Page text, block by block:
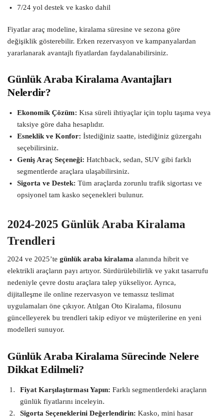
7/24 yol destek ve kasko dahil
Fiyatlar araç modeline, kiralama süresine ve sezona göre
değişiklik gösterebilir. Erken rezervasyon ve kampanyalardan
yararlanarak avantajlı fiyatlardan faydalanabilirsiniz.
Günlük Araba Kiralama Avantajları
Nelerdir?
Ekonomik Çözüm: Kısa süreli ihtiyaçlar için toplu taşıma veya
taksiye göre daha hesaplıdır.
Esneklik ve Konfor: İstediğiniz saatte, istediğiniz güzergahı
seçebilirsiniz.
Geniş Araç Seçeneği: Hatchback, sedan, SUV gibi farklı
segmentlerde araçlara ulaşabilirsiniz.
Sigorta ve Destek: Tüm araçlarda zorunlu trafik sigortası ve
opsiyonel tam kasko seçenekleri bulunur.
2024-2025 Günlük Araba Kiralama
Trendleri
2024 ve 2025’te günlük araba kiralama alanında hibrit ve
elektrikli araçların payı artıyor. Sürdürülebilirlik ve yakıt tasarrufu
nedeniyle çevre dostu araçlara talep yükseliyor. Ayrıca,
dijitalleşme ile online rezervasyon ve temassız teslimat
uygulamaları öne çıkıyor. Atılgan Oto Kiralama, filosunu
güncelleyerek bu trendleri takip ediyor ve müşterilerine en yeni
modelleri sunuyor.
Günlük Araba Kiralama Sürecinde Nelere
Dikkat Edilmeli?
Fiyat Karşılaştırması Yapın: Farklı segmentlerdeki araçların
günlük fiyatlarını inceleyin.
Sigorta Seçeneklerini Değerlendirin: Kasko, mini hasar